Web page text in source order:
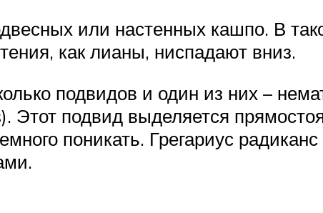
или настенных кашпо. В
как лианы, ниспадают вниз.
подвидов и один из них –
подвид выделяется
поникать. Грегариус